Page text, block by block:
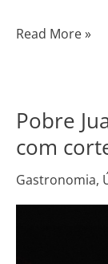
Read More »
Pobre
com
Gastronomia,
Pobre
lança
Menu
Parrillero